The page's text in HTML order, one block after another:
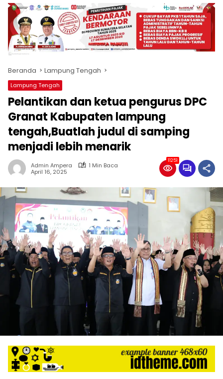
produk
antara
lain
mampu
menjadi
komunikasi
usaha
(beriklan),
fokus
pada
nasional
maupun
international,
bernuansa
lokal
dan
dinamis,
memiliki
kisaran
harga
iklan
yang
relatif
lebih
murah
dari
Koran
siber
lainnya,
desain
Koran
dan
Beranda Lampung Tengah
Lampung Tengah
Pelantikan dan ketua pengurus DPC
Granat Kabupaten lampung
tengah,Buatlah judul di samping
menjadi lebih menarik
Admin Ampera
1 Min Baca
April 16, 2025
11251